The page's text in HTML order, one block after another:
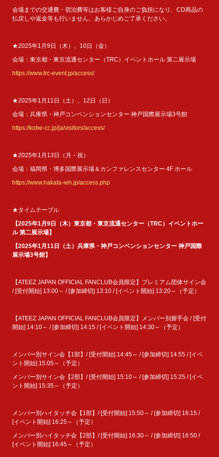
会場までの交通費・宿泊費等はお客様ご自身のご負担になり、CD商品の
払戻しや返金等も行いません。あらかじめご了承ください。
★2025年1月9日（木）、10日（金）
会場：東京都・東京流通センター（TRC）イベントホール 第二展示場
https://www.trc-event.jp/access/
★2025年1月11日（土）、12日（日）
会場：兵庫県・神戸コンベンションセンター 神戸国際展示場3号館
https://kobe-cc.jp/ja/visitors/access/
★2025年1月13日（月・祝）
会場：福岡県・博多国際展示場＆カンファレンスセンター 4F ホール
https://www.hakata-ieh.jp/access.php
★タイムテーブル
【2025年1月9日（木）東京都・東京流通センター（TRC）イベントホー
ル 第二展示場】
【2025年1月11日（土）兵庫県・神戸コンベンションセンター 神戸国際
展示場3号館】
【ATEEZ JAPAN OFFICIAL FANCLUB会員限定】プレミアム団体サイン会
/ [受付開始] 13:00～ / [参加締切] 13:10 / [イベント開始] 13:20～（予定）
【ATEEZ JAPAN OFFICIAL FANCLUB会員限定】メンバー別握手会 / [受付
開始] 14:10～ / [参加締切] 14:15 / [イベント開始] 14:30～（予定）
メンバー別サイン会【1部】/ [受付開始] 14:45～ / [参加締切] 14:55 / [イベ
ント開始] 15:05～（予定）
メンバー別サイン会【2部】/ [受付開始] 15:10～ / [参加締切] 15:25 / [イベ
ント開始] 15:35～（予定）
メンバー別ハイタッチ会【1部】/ [受付開始] 15:50～ / [参加締切] 16:15 /
[イベント開始] 16:25～（予定）
メンバー別ハイタッチ会【2部】/ [受付開始] 16:30～ / [参加締切] 16:50 /
[イベント開始] 16:45～（予定）